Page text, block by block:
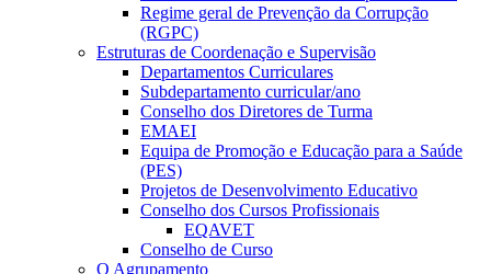
Regime geral de Prevenção da Corrupção
(RGPC)
Estruturas de Coordenação e Supervisão
Departamentos Curriculares
Subdepartamento curricular/ano
Conselho dos Diretores de Turma
EMAEI
Equipa de Promoção e Educação para a Saúde
(PES)
Projetos de Desenvolvimento Educativo
Conselho dos Cursos Profissionais
EQAVET
Conselho de Curso
O Agrupamento